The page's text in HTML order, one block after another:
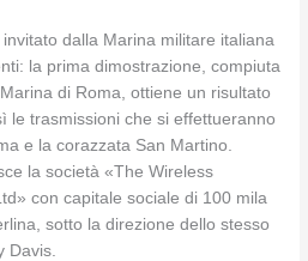
dalla Marina militare italiana
la prima dimostrazione, compiuta
di Roma, ottiene un risultato
le trasmissioni che si effettueranno
e la corazzata San Martino.
la società «The Wireless
con capitale sociale di 100 mila
sotto la direzione dello stesso
Davis.